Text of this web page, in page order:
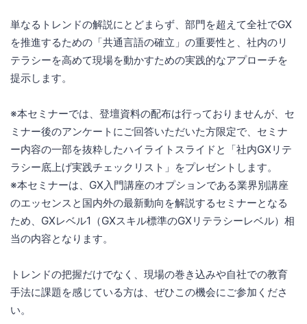
単なるトレンドの解説にとどまらず、部門を超えて全社でGX
を推進するための「共通言語の確立」の重要性と、社内のリ
テラシーを高めて現場を動かすための実践的なアプローチを
提示します。
※本セミナーでは、登壇資料の配布は行っておりませんが、セ
ミナー後のアンケートにご回答いただいた方限定で、セミナ
ー内容の一部を抜粋したハイライトスライドと「社内GXリテ
ラシー底上げ実践チェックリスト」をプレゼントします。
※本セミナーは、GX入門講座のオプションである業界別講座
のエッセンスと国内外の最新動向を解説するセミナーとなる
ため、GXレベル1（GXスキル標準のGXリテラシーレベル）相
当の内容となります。
トレンドの把握だけでなく、現場の巻き込みや自社での教育
手法に課題を感じている方は、ぜひこの機会にご参加くださ
い。